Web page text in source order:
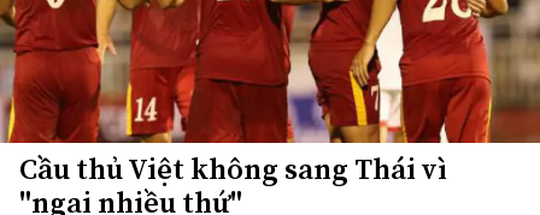
Cầu thủ Việt không sang Thái vì
"ngại nhiều thứ"